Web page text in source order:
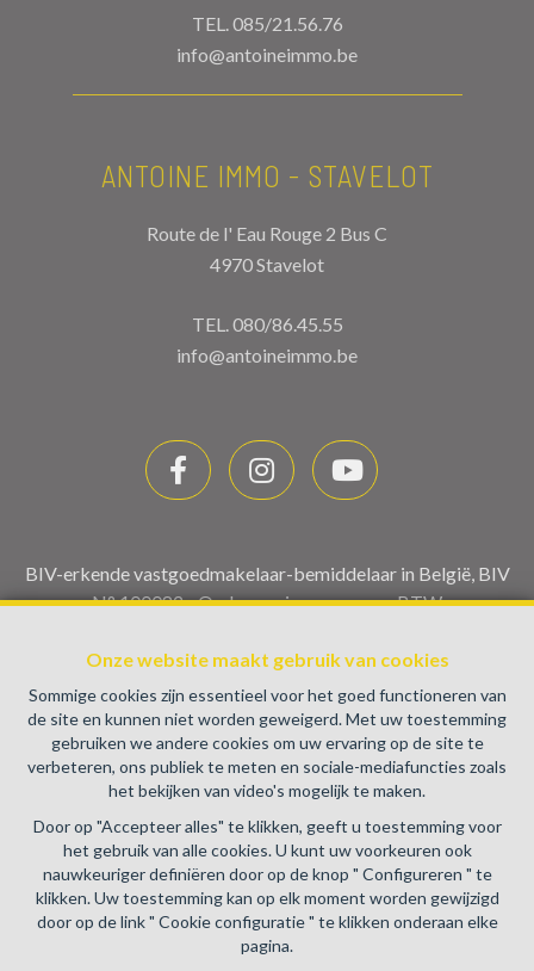
Onze website maakt gebruik van cookies
Sommige cookies zijn essentieel voor het goed functioneren van
de site en kunnen niet worden geweigerd. Met uw toestemming
gebruiken we andere cookies om uw ervaring op de site te
verbeteren, ons publiek te meten en sociale-mediafuncties zoals
het bekijken van video's mogelijk te maken.
Door op "Accepteer alles" te klikken, geeft u toestemming voor
het gebruik van alle cookies. U kunt uw voorkeuren ook
nauwkeuriger definiëren door op de knop " Configureren " te
klikken. Uw toestemming kan op elk moment worden gewijzigd
door op de link " Cookie configuratie " te klikken onderaan elke
pagina.
TEL.085/21.56.76
info@antoineimmo.be
ANTOINE IMMO - STAVELOT
Route de l' Eau Rouge 2 Bus C
4970 Stavelot
TEL.080/86.45.55
info@antoineimmo.be
BIV-erkende vastgoedmakelaar-bemiddelaar in België, BIV
N° 100082 - Ondernemingsnummer : BTW
Beroepinstituut van Vastgoedmakelaars Luxemburgstraat,
16B - 1000 Brussel (+32 2 505 38 50 - info@biv.be) -
www.biv.be-Deontologische code
BA en borgstelling via NV AXA Belgium, Troonplein 1, 1000
Brussel (polisnr. 730.390.160) Dekking geldt voor
activiteiten die in België worden uitgevoerd
Algemene gebruiksvoorwaarden van de website
Charter privéleven
Cookie configuratie